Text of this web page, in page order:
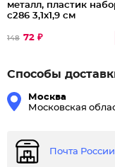
металл, пластик
с286 3,1х1,9 см
148 72 ₽
Способы
Москва
Московская
Почта